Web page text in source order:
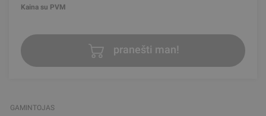
Kaina su PVM
pranešti man!
GAMINTOJAS